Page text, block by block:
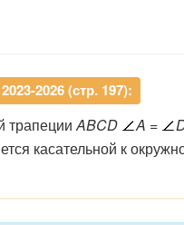
2026 (стр. 197):
трапецииABCD A =
касательной к